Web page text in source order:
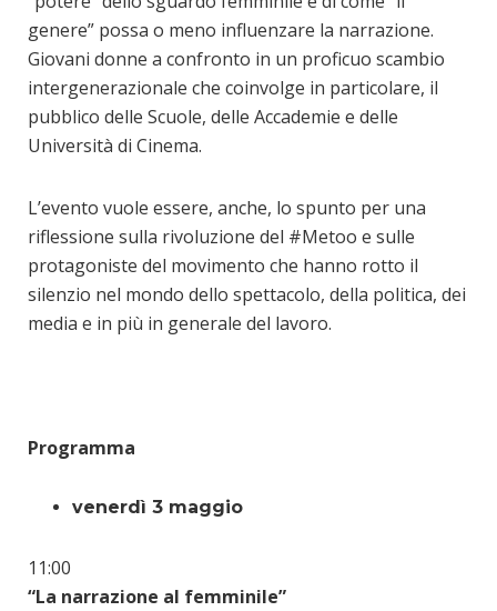
genere” possa o meno influenzare la narrazione.
Giovani donne a confronto in un proficuo scambio
intergenerazionale che coinvolge in particolare, il
pubblico delle Scuole, delle Accademie e delle
Università di Cinema.
L’evento vuole essere, anche, lo spunto per una
riflessione sulla rivoluzione del #Metoo e sulle
protagoniste del movimento che hanno rotto il
silenzio nel mondo dello spettacolo, della politica, dei
media e in più in generale del lavoro.
Programma
venerdì 3 maggio
11:00
“La narrazione al femminile”